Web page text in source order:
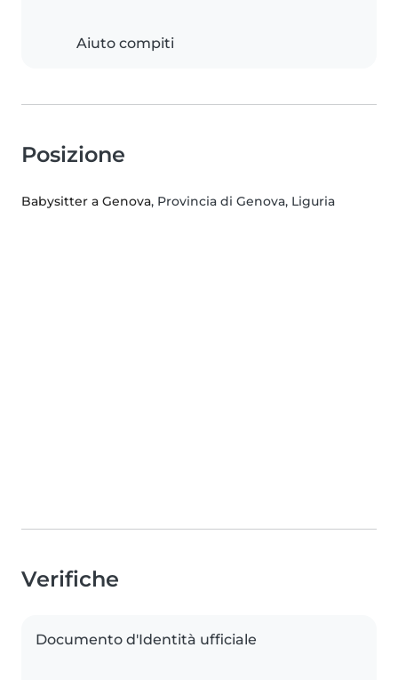
Aiuto compiti
Posizione
Babysitter a Genova, Provincia di Genova, Liguria
Verifiche
Documento d'Identità ufficiale